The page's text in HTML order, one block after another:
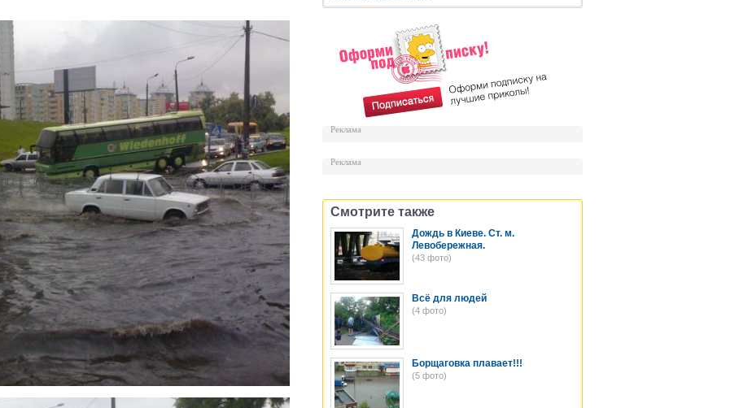
Реклама
Реклама
Смотрите также
Дождь в Киеве. Ст. м.
Левобережная.
(43 фото)
Всё для людей
(4 фото)
Борщаговка плавает!!!
(5 фото)